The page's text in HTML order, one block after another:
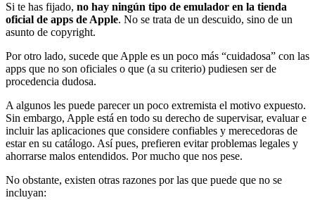
Si te has fijado, no hay ningún tipo de emulador en la tienda
oficial de apps de Apple. No se trata de un descuido, sino de un
asunto de copyright.
Por otro lado, sucede que Apple es un poco más “cuidadosa” con las
apps que no son oficiales o que (a su criterio) pudiesen ser de
procedencia dudosa.
A algunos les puede parecer un poco extremista el motivo expuesto.
Sin embargo, Apple está en todo su derecho de supervisar, evaluar e
incluir las aplicaciones que considere confiables y merecedoras de
estar en su catálogo. Así pues, prefieren evitar problemas legales y
ahorrarse malos entendidos. Por mucho que nos pese.
No obstante, existen otras razones por las que puede que no se
incluyan: